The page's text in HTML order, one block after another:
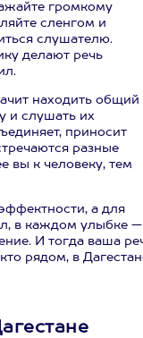
громкому
сленгом и
слушателю.
делают речь
находить общий
и слушать их
приносит
разные
вы к человеку, тем
а для
в каждом улыбке —
И тогда ваша
рядом, в